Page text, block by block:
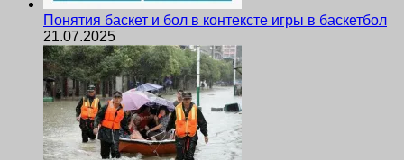
Понятия баскет и бол в контексте игры в баскетбол
21.07.2025